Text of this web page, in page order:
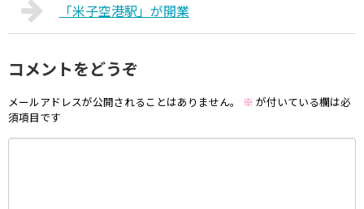
「米子空港駅」が開業
コメントをどうぞ
メールアドレスが公開されることはありません。 ※ が付いている欄は必
須項目です